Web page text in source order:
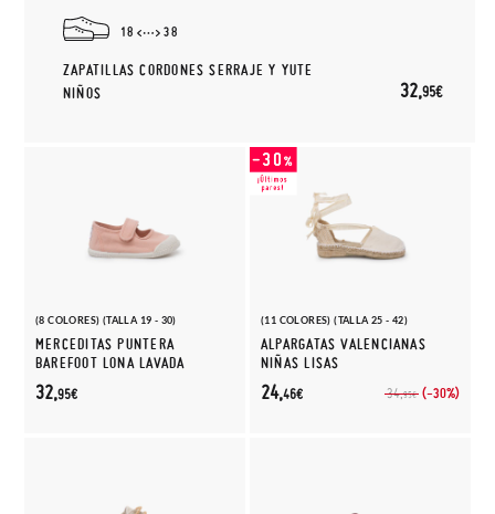
18 38
ZAPATILLAS CORDONES SERRAJE Y YUTE
NIÑOS
32,95€
(8 COLORES) (TALLA 19 - 30)
MERCEDITAS PUNTERA
BAREFOOT LONA LAVADA
32,95€
(11 COLORES) (TALLA 25 - 42)
ALPARGATAS VALENCIANAS
NIÑAS LISAS
34,95€ (-30%)
24,46€